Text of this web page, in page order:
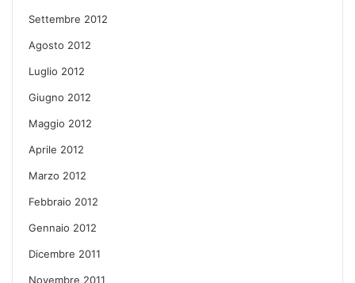
Settembre 2012
Agosto 2012
Luglio 2012
Giugno 2012
Maggio 2012
Aprile 2012
Marzo 2012
Febbraio 2012
Gennaio 2012
Dicembre 2011
Novembre 2011